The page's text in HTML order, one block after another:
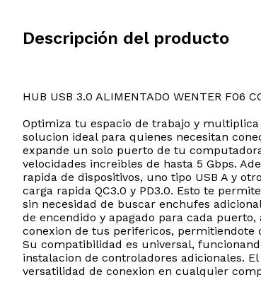
Descripción del producto
HUB USB 3.0 ALIMENTADO WENTER F06
Optimiza tu espacio de trabajo y
solucion ideal para quienes necesitan
expande un solo puerto de tu
velocidades increibles de hasta 5 Gbps.
rapida de dispositivos, uno tipo USB A y
carga rapida QC3.0 y PD3.0. Esto te
sin necesidad de buscar enchufes
de encendido y apagado para cada
conexion de tus perifericos, permitiendote
Su compatibilidad es universal,
instalacion de controladores adicionales.
versatilidad de conexion en cualquier